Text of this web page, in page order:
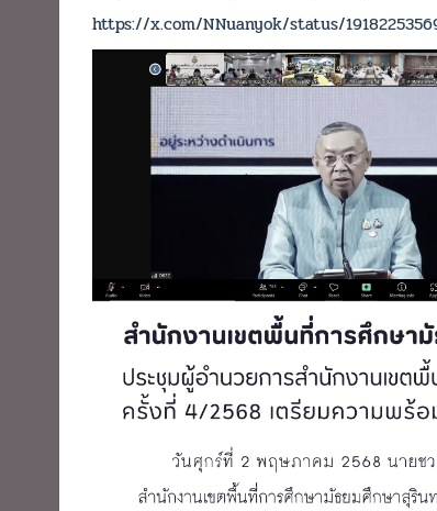
https://x.com/NNuanyok/status/